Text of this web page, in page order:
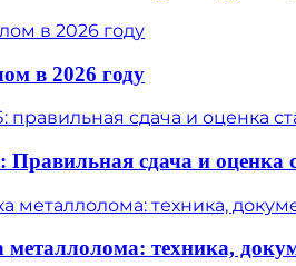
в 2026 году
сдача и оценка
металлолома: техника,